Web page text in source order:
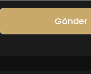
Gönder